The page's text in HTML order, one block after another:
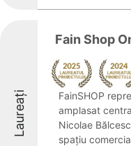
Laureați
Fain Shop
FainSHOP
amplasat
Nicolae
spațiu